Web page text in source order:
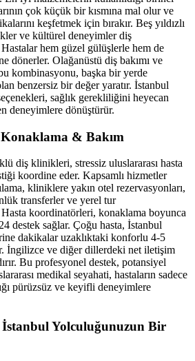
çok küçük bir kısmına mal olur ve
keşfetmek için bırakır. Beş yıldızlı
ve kültürel deneyimler diş
hem güzel gülüşlerle hem de
dönerler. Olağanüstü diş bakımı ve
kombinasyonu, başka bir yerde
benzersiz bir değer yaratır. İstanbul
sağlık gerekliliğini heyecan
deneyimlere dönüştürür.
& Bakım
diş klinikleri, stressiz uluslararası hasta
koordine eder. Kapsamlı hizmetler
kliniklere yakın otel rezervasyonları,
transferler ve yerel tur
Hasta koordinatörleri, konaklama boyunca
destek sağlar. Çoğu hasta, İstanbul
dakikalar uzaklıktaki konforlu 4-5
İngilizce ve diğer dillerdeki net iletişim
Bu profesyonel destek, potansiyel
medikal seyahati, hastaların sadece
pürüzsüz ve keyifli deneyimlere
İstanbul Yolculuğunuzun Bir